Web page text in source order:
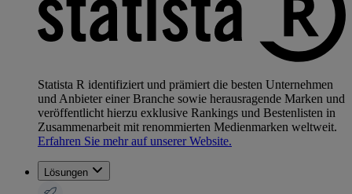
Statista R identifiziert und prämiert die besten Unternehmen
und Anbieter einer Branche sowie herausragende Marken und
veröffentlicht hierzu exklusive Rankings und Bestenlisten in
Zusammenarbeit mit renommierten Medienmarken weltweit.
Erfahren Sie mehr auf unserer Website.
Lösungen